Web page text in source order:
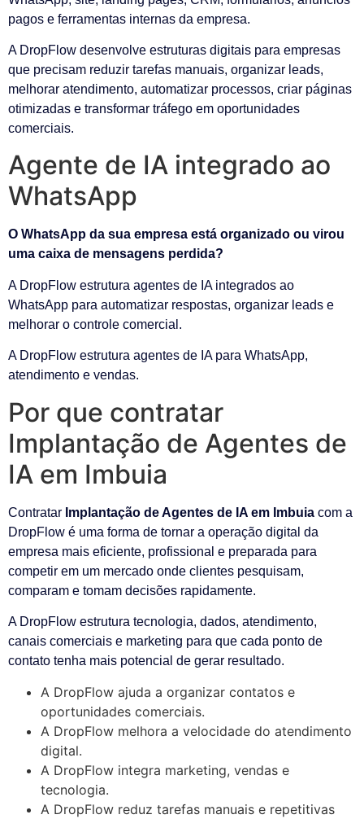
pagos e ferramentas internas da empresa.
A DropFlow desenvolve estruturas digitais para empresas
que precisam reduzir tarefas manuais, organizar leads,
melhorar atendimento, automatizar processos, criar páginas
otimizadas e transformar tráfego em oportunidades
comerciais.
Agente de IA integrado ao
WhatsApp
O WhatsApp da sua empresa está organizado ou virou
uma caixa de mensagens perdida?
A DropFlow estrutura agentes de IA integrados ao
WhatsApp para automatizar respostas, organizar leads e
melhorar o controle comercial.
A DropFlow estrutura agentes de IA para WhatsApp,
atendimento e vendas.
Por que contratar
Implantação de Agentes de
IA em Imbuia
Contratar Implantação de Agentes de IA em Imbuia com a
DropFlow é uma forma de tornar a operação digital da
empresa mais eficiente, profissional e preparada para
competir em um mercado onde clientes pesquisam,
comparam e tomam decisões rapidamente.
A DropFlow estrutura tecnologia, dados, atendimento,
canais comerciais e marketing para que cada ponto de
contato tenha mais potencial de gerar resultado.
A DropFlow ajuda a organizar contatos e
oportunidades comerciais.
A DropFlow melhora a velocidade do atendimento
digital.
A DropFlow integra marketing, vendas e
tecnologia.
A DropFlow reduz tarefas manuais e repetitivas